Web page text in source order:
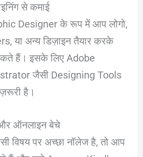
से कमाई
Designer के रूप में आप लोगो,
या अन्य डिज़ाइन तैयार करके
हैं। इसके लिए Adobe
जैसी Designing Tools
है।
ऑनलाइन बेचे
विषय पर अच्छा नॉलेज है, तो आप